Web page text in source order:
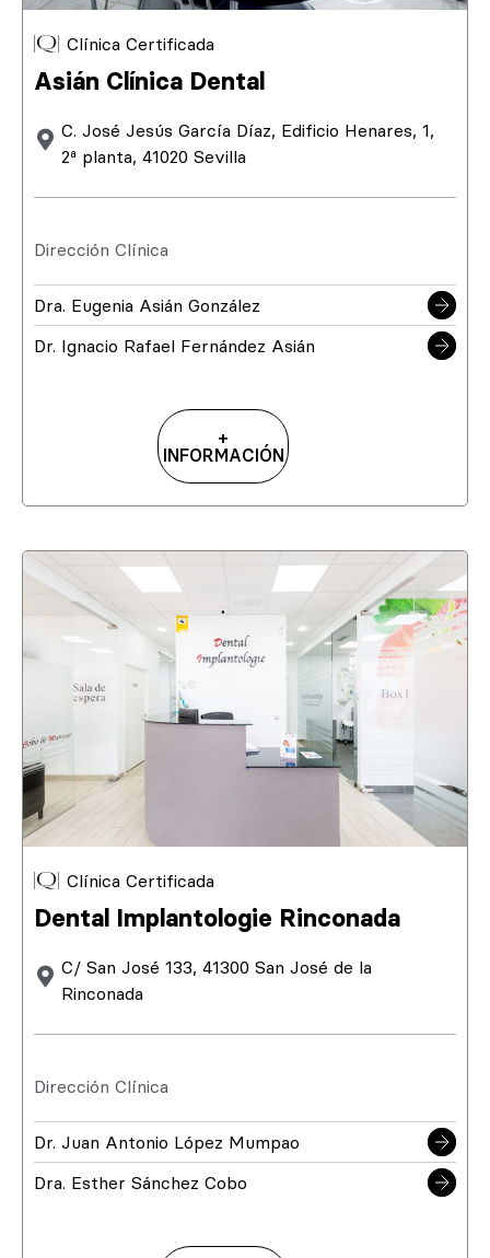
Clínica Certificada
Asián Clínica Dental
C. José Jesús García Díaz, Edificio Henares, 1,
2ª planta, 41020 Sevilla
Dirección Clínica
Dra. Eugenia Asián González
Dr. Ignacio Rafael Fernández Asián
+
INFORMACIÓN
Clínica Certificada
Dental Implantologie Rinconada
C/ San José 133, 41300 San José de la
Rinconada
Dirección Clínica
Dr. Juan Antonio López Mumpao
Dra. Esther Sánchez Cobo